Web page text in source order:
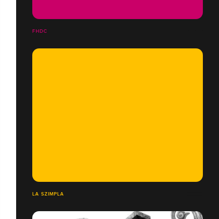
FHDC
LA SZIMPLA